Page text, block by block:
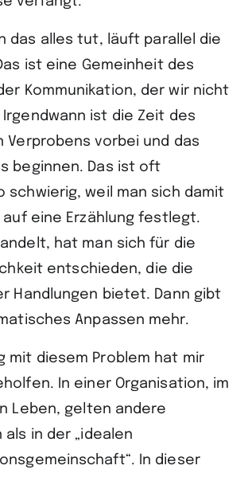
das alles tut, läuft parallel die
ist eine Gemeinheit des
Kommunikation, der wir nicht
ist die Zeit des
Verprobens vorbei und das
beginnen. Das ist oft
schwierig, weil man sich damit
eine Erzählung festlegt.
hat man sich für die
entschieden, die die
Handlungen bietet. Dann gibt
Anpassen mehr.
mit diesem Problem hat mir
In einer Organisation, im
Leben, gelten andere
als in der „idealen
In dieser